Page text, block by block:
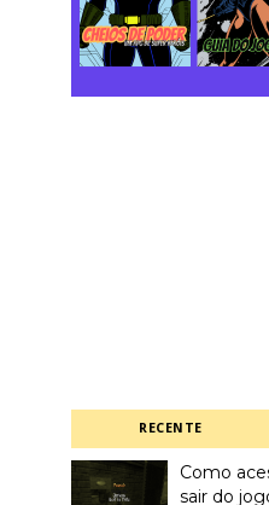
RECENTE
Como
sair do